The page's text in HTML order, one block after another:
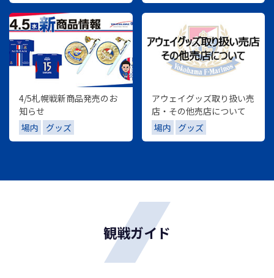
4/5札幌戦新商品発売のお
知らせ
場内
グッズ
アウェイグッズ取り扱い売
店・その他売店について
場内
グッズ
観戦ガイド